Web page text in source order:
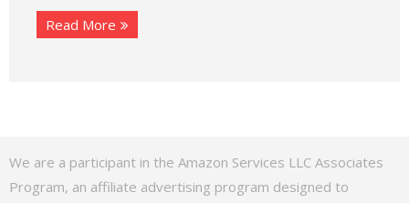
Read More
We are a participant in the Amazon Services LLC Associates
Program, an affiliate advertising program designed to